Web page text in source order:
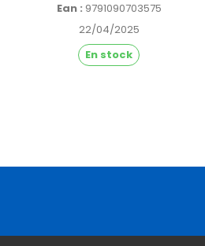
Ean : 9791090703575
22/04/2025
En stock